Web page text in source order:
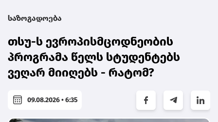
საზოგადოება
თსუ-ს ევროპისმცოდნეობის
პროგრამა წელს სტუდენტებს
ვეღარ მიიღებს - რატომ?
09.08.2026 • 6:35